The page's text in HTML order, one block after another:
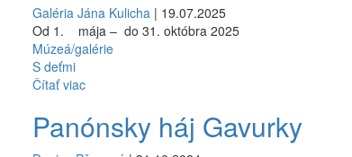
Galéria Jána Kulicha | 19.07.2025
Od 1. mája – do 31. októbra 2025
Múzeá/galérie
S deťmi
Čítať viac
Panónsky háj Gavurky